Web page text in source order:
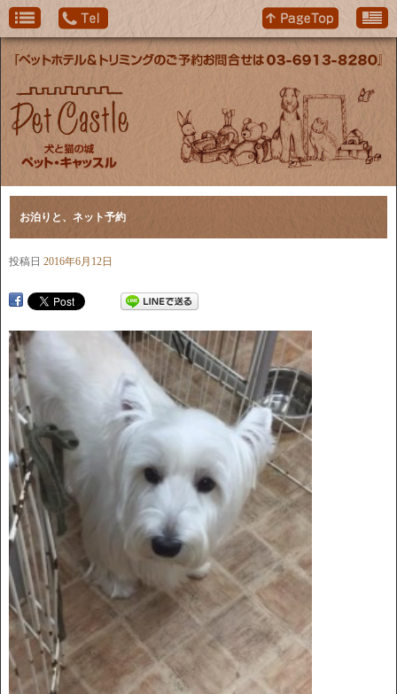
お泊りと、ネット予約
投稿日 2016年6月12日